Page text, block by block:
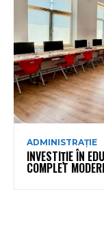
ADMINISTRAȚIE
INVESTIȚIE ÎN
COMPLET